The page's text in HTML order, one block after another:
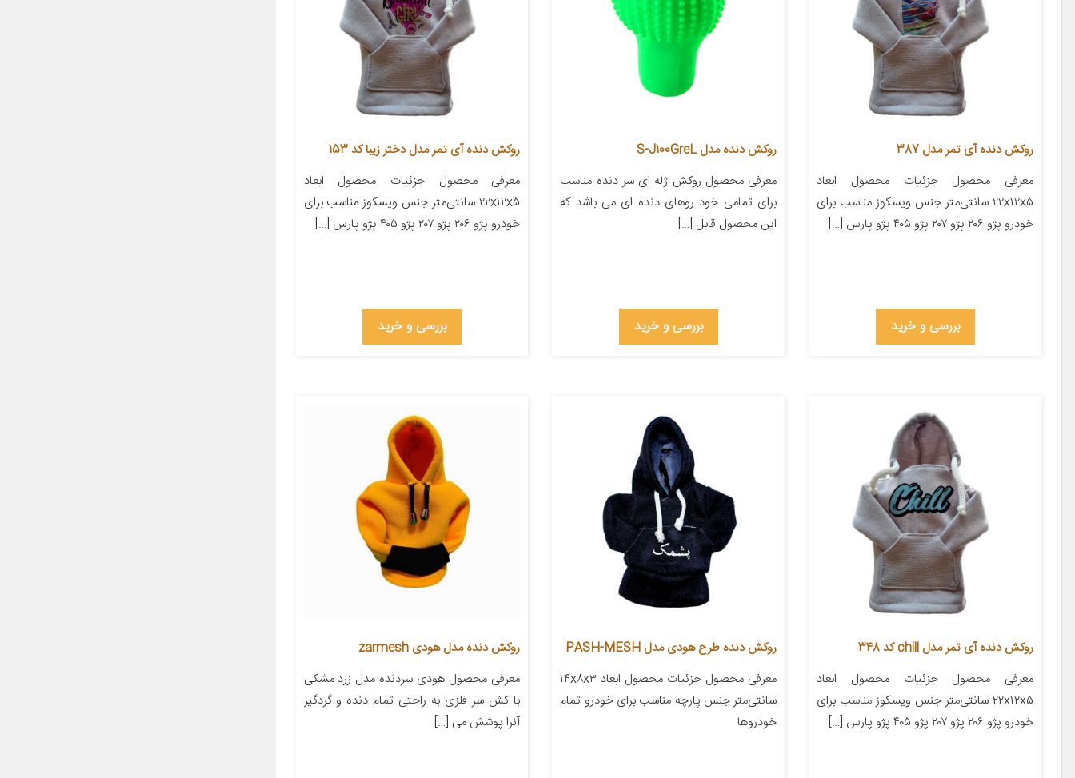
روکش دنده آی تمر مدل 387
معرفی محصول جزئیات محصول ابعاد
۲۲x۱۲x۵ سانتی‌متر جنس ویسکوز مناسب برای
خودرو پژو ۲۰۶ پژو ۲۰۷ پژو ۴۰۵ پژو پارس […]
بررسی و خرید
روکش دنده مدل S-J100GreL
معرفی محصول روکش ژله ای سر دنده مناسب
برای تمامی خود روهای دنده ای می باشد که
این محصول قابل […]
بررسی و خرید
روکش دنده آی تمر مدل دختر زیبا کد 153
معرفی محصول جزئیات محصول ابعاد
۲۲x۱۲x۵ سانتی‌متر جنس ویسکوز مناسب برای
خودرو پژو ۲۰۶ پژو ۲۰۷ پژو ۴۰۵ پژو پارس […]
بررسی و خرید
روکش دنده آی تمر مدل chill کد 348
معرفی محصول جزئیات محصول ابعاد
۲۲x۱۲x۵ سانتی‌متر جنس ویسکوز مناسب برای
خودرو پژو ۲۰۶ پژو ۲۰۷ پژو ۴۰۵ پژو پارس […]
روکش دنده طرح هودی مدل PASH-MESH
معرفی محصول جزئیات محصول ابعاد ۱۴x۸x۳
سانتی‌متر جنس پارچه مناسب برای خودرو تمام
خودروها
روکش دنده مدل هودی zarmesh
معرفی محصول هودی سردنده مدل زرد مشکی
با کش سر فلزی به راحتی تمام دنده و گردگیر
آنرا پوشش می […]